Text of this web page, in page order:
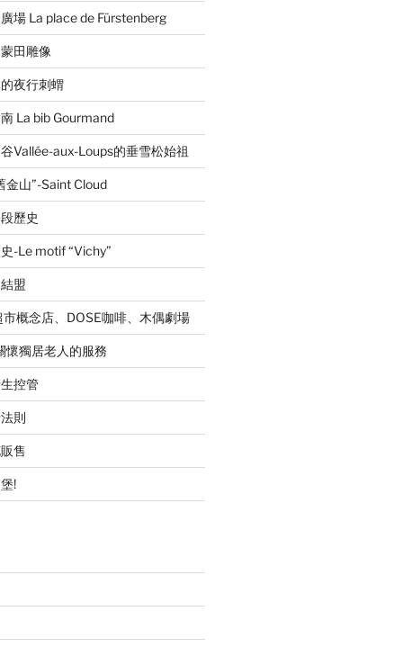
場 La place de Fürstenberg
田雕像
夜行刺蝟
La bib Gourmand
Vallée-aux-Loups的垂雪松始祖
金山”-Saint Cloud
歷史
-Le motif “Vichy”
盟
概念店、DOSE咖啡、木偶劇場
懷獨居老人的服務
控管
則
售
!